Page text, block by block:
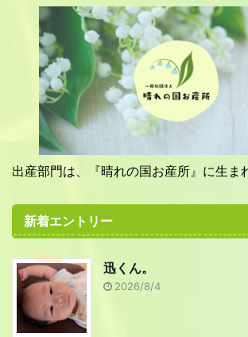
出産部門は、『晴れの国お産所』に生ま
新着エントリー
迅くん。
2026/8/4